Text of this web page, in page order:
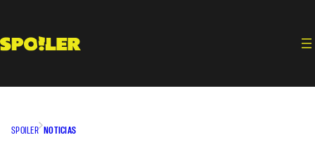
contenido
SPOILER NOTICIAS